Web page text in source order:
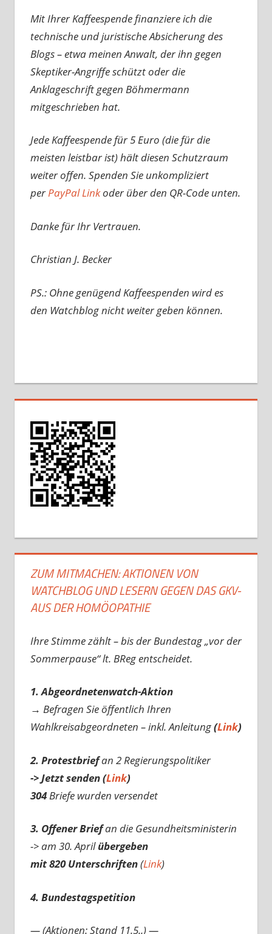
Mit Ihrer Kaffeespende finanziere ich die
technische und juristische Absicherung des
Blogs – etwa meinen Anwalt, der ihn gegen
Skeptiker-Angriffe schützt oder die
Anklageschrift gegen Böhmermann
mitgeschrieben hat.
Jede Kaffeespende für 5 Euro (die für die
meisten leistbar ist) hält diesen Schutzraum
weiter offen. Spenden Sie unkompliziert
perPayPal Linkoder über den QR-Code unten.
Danke für Ihr Vertrauen.
Christian J. Becker
PS.: Ohne genügend Kaffeespenden wird es
den Watchblog nicht weiter geben können.
ZUM MITMACHEN: AKTIONEN VON
WATCHBLOG UND LESERN GEGEN DAS GKV-
AUS DER HOMÖOPATHIE
Ihre Stimme zählt – bis der Bundestag „vor der
Sommerpause“ lt. BReg entscheidet.
1. Abgeordnetenwatch-Aktion
→ Befragen Sie öffentlich Ihren
Wahlkreisabgeordneten – inkl. Anleitung(Link)
2. Protestbriefan 2 Regierungspolitiker
-> Jetzt senden (Link)
304Briefe wurden versendet
3. Offener Briefan die Gesundheitsministerin
-> am 30. Aprilübergeben
mit 820 Unterschriften(Link)
4. Bundestagspetition
— (Aktionen: Stand 11.5..) —